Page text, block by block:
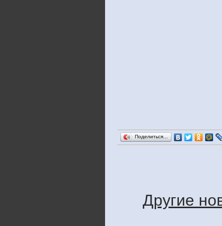
Поделиться…
Другие